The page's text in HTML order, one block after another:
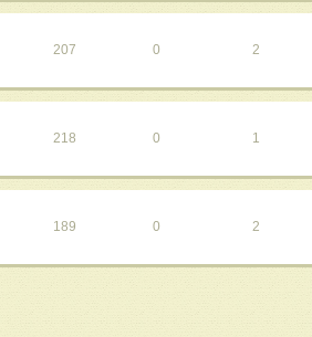
207 0 2
218 0 1
189 0 2